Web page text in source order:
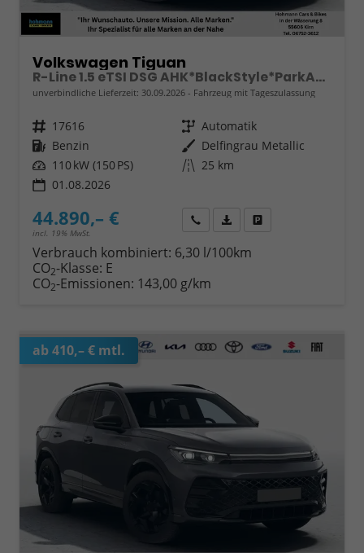
Volkswagen Tiguan
R-Line 1.5 eTSI DSG AHK*BlackStyle*ParkAsstPro*360° Kamera*Android Auto*Navi*SHZ*Matrix*HUD
unverbindliche Lieferzeit: 30.09.2026 Fahrzeug mit Tageszulassung
Fahrzeugnr. 17616 Getriebe Automatik
Kraftstoff Benzin Außenfarbe Delfingrau Metallic
Leistung 110 kW (150 PS) Kilometerstand 25 km
01.08.2026
44.890,– €
incl. 19% MwSt.
Wir rufen Sie anFahrzeugexposé (PDF)
Verbrauch kombiniert: 6,30 l/100km
CO2-Klasse: E
CO2-Emissionen: 143,00 g/km
ab 410,– € mtl.